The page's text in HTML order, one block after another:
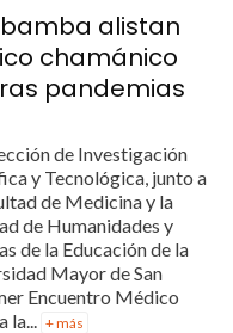
alistan
chamánico
pandemias
de Investigación
y Tecnológica, junto a
de Medicina y la
de Humanidades y
de la Educación de la
Mayor de San
Encuentro Médico
la... + más